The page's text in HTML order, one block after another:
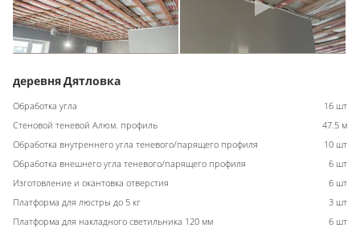
деревня Дятловка
Обработка угла
16 шт
Стеновой теневой Алюм. профиль
47.5 м
Обработка внутреннего угла теневого/парящего профиля
10 шт
Обработка внешнего угла теневого/парящего профиля
6 шт
Изготовление и окантовка отверстия
6 шт
Платформа для люстры до 5 кг
3 шт
Платформа для накладного светильника 120 мм
6 шт